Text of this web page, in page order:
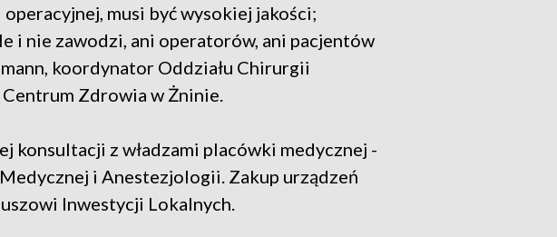
musi być wysokiej jakości;
i nie zawodzi, ani operatorów, ani pacjentów
koordynator Oddziału Chirurgii
Zdrowia w Żninie.
konsultacji z władzami placówki medycznej -
i Anestezjologii. Zakup urządzeń
Inwestycji Lokalnych.